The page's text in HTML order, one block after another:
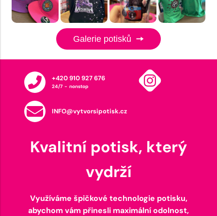
Galerie potisků
+420 910 927 676
24/7 - nonstop
INFO@vytvorsipotisk.cz
Kvalitní potisk, který
vydrží
Využíváme špičkové technologie potisku,
abychom vám přinesli maximální odolnost,